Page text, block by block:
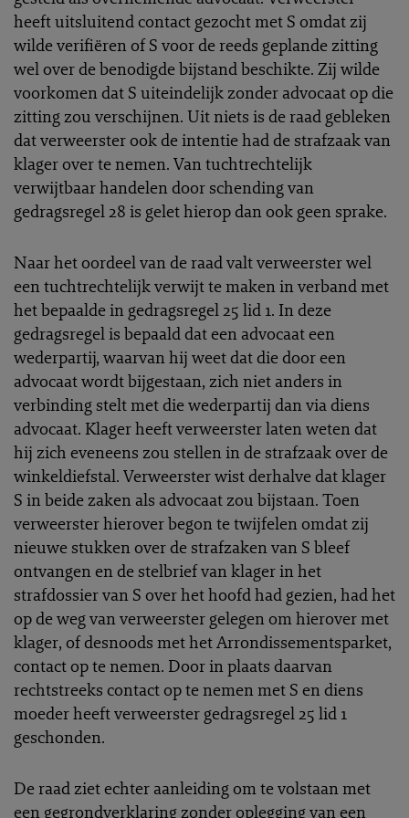
heeft uitsluitend contact gezocht met S omdat zij
wilde verifiëren of S voor de reeds geplande zitting
wel over de benodigde bijstand beschikte. Zij wilde
voorkomen dat S uiteindelijk zonder advocaat op die
zitting zou verschijnen. Uit niets is de raad gebleken
dat verweerster ook de intentie had de strafzaak van
klager over te nemen. Van tuchtrechtelijk
verwijtbaar handelen door schending van
gedragsregel 28 is gelet hierop dan ook geen sprake.
Naar het oordeel van de raad valt verweerster wel
een tuchtrechtelijk verwijt te maken in verband met
het bepaalde in gedragsregel 25 lid 1. In deze
gedragsregel is bepaald dat een advocaat een
wederpartij, waarvan hij weet dat die door een
advocaat wordt bijgestaan, zich niet anders in
verbinding stelt met die wederpartij dan via diens
advocaat. Klager heeft verweerster laten weten dat
hij zich eveneens zou stellen in de strafzaak over de
winkeldiefstal. Verweerster wist derhalve dat klager
S in beide zaken als advocaat zou bijstaan. Toen
verweerster hierover begon te twijfelen omdat zij
nieuwe stukken over de strafzaken van S bleef
ontvangen en de stelbrief van klager in het
strafdossier van S over het hoofd had gezien, had het
op de weg van verweerster gelegen om hierover met
klager, of desnoods met het Arrondissementsparket,
contact op te nemen. Door in plaats daarvan
rechtstreeks contact op te nemen met S en diens
moeder heeft verweerster gedragsregel 25 lid 1
geschonden.
De raad ziet echter aanleiding om te volstaan met
een gegrondverklaring zonder oplegging van een